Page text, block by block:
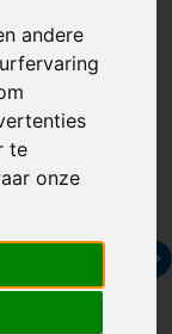
andere
te
onze